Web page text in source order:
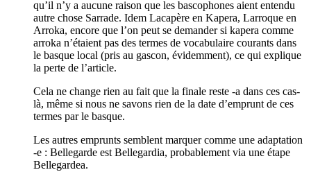
qu’il n’y a aucune raison que les bascophones aient entendu
autre chose Sarrade. Idem Lacapère en Kapera, Larroque en
Arroka, encore que l’on peut se demander si kapera comme
arroka n’étaient pas des termes de vocabulaire courants dans
le basque local (pris au gascon, évidemment), ce qui explique
la perte de l’article.
Cela ne change rien au fait que la finale reste -a dans ces cas-
là, même si nous ne savons rien de la date d’emprunt de ces
termes par le basque.
Les autres emprunts semblent marquer comme une adaptation
-e : Bellegarde est Bellegardia, probablement via une étape
Bellegardea.